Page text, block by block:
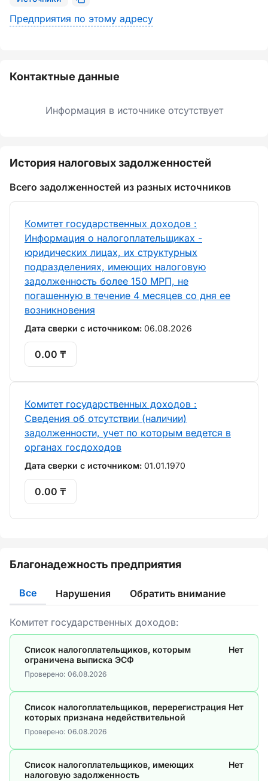
Предприятия по этому адресу
Контактные данные
Информация в источнике отсутствует
История налоговых задолженностей
Всего задолженностей из разных источников
Комитет государственных доходов :
Информация о налогоплательщиках -
юридических лицах, их структурных
подразделениях, имеющих налоговую
задолженность более 150 МРП, не
погашенную в течение 4 месяцев со дня ее
возникновения
Дата сверки с источником: 06.08.2026
0.00 ₸
Комитет государственных доходов :
Сведения об отсутствии (наличии)
задолженности, учет по которым ведется в
органах госдоходов
Дата сверки с источником: 01.01.1970
0.00 ₸
Благонадежность предприятия
Все Нарушения Обратить внимание
Комитет государственных доходов:
Список налогоплательщиков, которым
ограничена выписка ЭСФ
Нет
Проверено: 06.08.2026
Список налогоплательщиков, перерегистрация
которых признана недействительной
Нет
Проверено: 06.08.2026
Список налогоплательщиков, имеющих
налоговую задолженность
Нет